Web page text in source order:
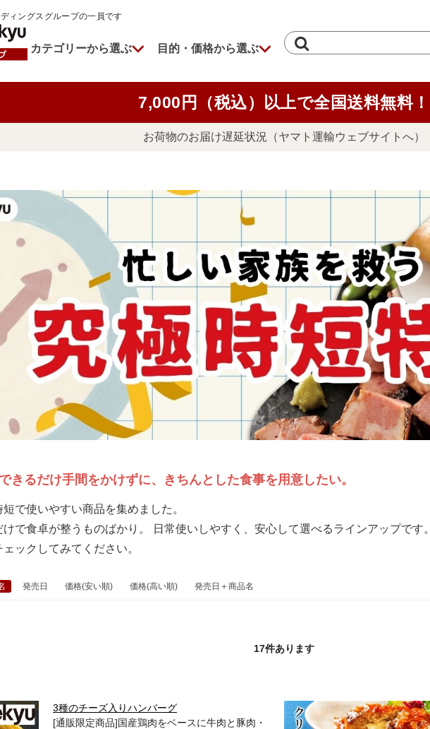
ィングスグループの一員です
カテゴリーから選ぶ 目的・価格から選ぶ
7,000円（税込）以上で全国送料無料！
お荷物のお届け遅延状況（ヤマト運輸ウェブサイトへ）
きるだけ手間をかけずに、きちんとした食事を用意したい。
で使いやすい商品を集めました。
で食卓が整うものばかり。 日常使いしやすく、安心して選べるラインアップです。
ックしてみてください。
発売日 価格(安い順) 価格(高い順) 発売日＋商品名
17件あります
3種のチーズ入りハンバーグ
[通販限定商品]国産鶏肉をベースに牛肉と豚肉・